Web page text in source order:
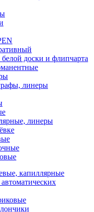
доски и флипчарта
линеры
линеры
капиллярные